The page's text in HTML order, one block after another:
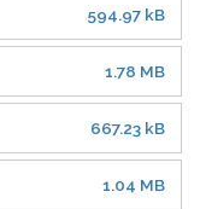
594.97 kB
1.78 MB
667.23 kB
1.04 MB